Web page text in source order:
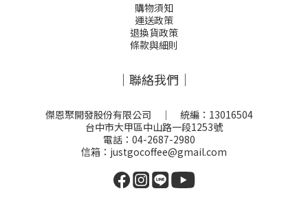
購物須知
運送政策
退換貨政策
條款與細則
｜聯絡我們｜
傑恩聚開發股份有限公司 ｜ 統編：13016504
台中市大甲區中山路一段1253號
電話：04-2687-2980
信箱：justgocoffee@gmail.com